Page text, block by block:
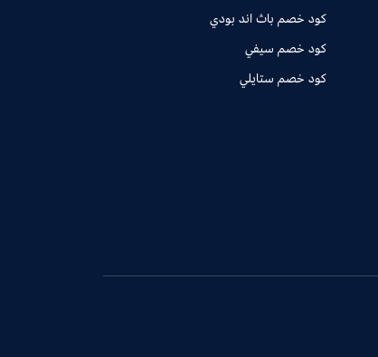
كود خصم باث اند بودي
كود خصم سيفي
كود خصم ستايلي